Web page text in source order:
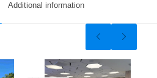
Additional information